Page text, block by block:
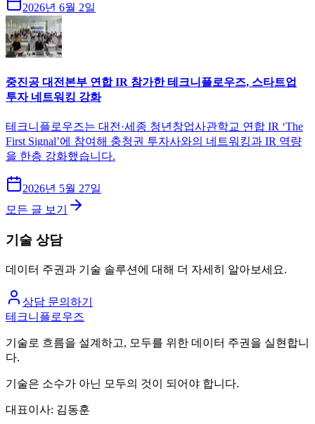
2026년 6월 2일
중진공 대전본부 연합 IR 참가한 테크니플로우즈, 스타트업
투자 네트워킹 강화
테크니플로우즈는 대전·세종 청년창업사관학교 연합 IR ‘The
First Signal’에 참여해 충청권 투자사와의 네트워킹과 IR 역량
을 한층 강화했습니다.
2026년 5월 27일
모든 글 보기
기술 상담
데이터 주권과 기술 솔루션에 대해 더 자세히 알아보세요.
상담 문의하기
테크니플로우즈
기술로 흐름을 설계하고, 모두를 위한 데이터 주권을 실현합니
다.
기술은 소수가 아닌 모두의 것이 되어야 합니다.
대표이사: 김동훈